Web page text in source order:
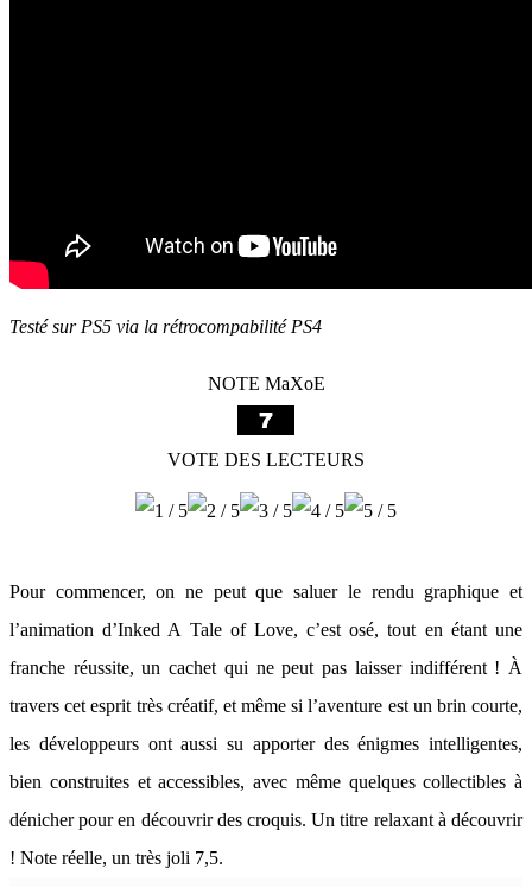
Testé sur PS5 via la rétrocompabilité PS4
NOTE MaXoE
VOTE DES LECTEURS
Pour commencer, on ne peut que saluer le rendu graphique et
l’animation d’Inked A Tale of Love, c’est osé, tout en étant une
franche réussite, un cachet qui ne peut pas laisser indifférent ! À
travers cet esprit très créatif, et même si l’aventure est un brin courte,
les développeurs ont aussi su apporter des énigmes intelligentes,
bien construites et accessibles, avec même quelques collectibles à
dénicher pour en découvrir des croquis. Un titre relaxant à découvrir
! Note réelle, un très joli 7,5.